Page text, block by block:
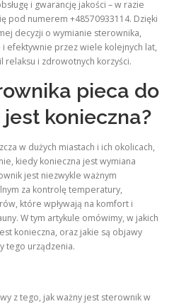
i gwarancję jakości – w razie
pod numerem +48570933114. Dzięki
decyzji o wymianie sterownika,
i efektywnie przez wiele kolejnych lat,
relaksu i zdrowotnych korzyści.
pieca do
konieczna?
w dużych miastach i ich okolicach,
kiedy konieczna jest wymiana
jest niezwykle ważnym
za kontrolę temperatury,
które wpływają na komfort i
W tym artykule omówimy, w jakich
konieczna, oraz jakie są objawy
tego urządzenia.
z tego, jak ważny jest sterownik w